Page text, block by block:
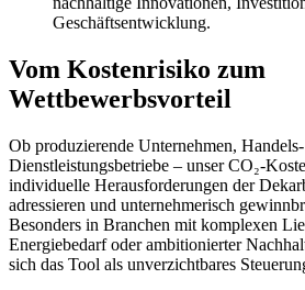
Geschäftsentwicklung.
Vom Kostenrisiko zum
Wettbewerbsvorteil
Ob produzierende Unternehmen,
Dienstleistungsbetriebe – unser CO₂-
individuelle Herausforderungen der
adressieren und unternehmerisch
Besonders in Branchen mit komplexen
Energiebedarf oder ambitionierter
sich das Tool als unverzichtbares